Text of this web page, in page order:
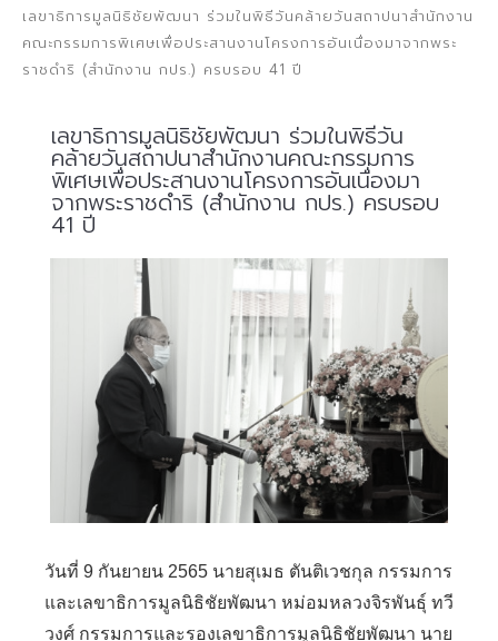
เลขาธิการมูลนิธิชัยพัฒนา ร่วมในพิธีวันคล้ายวันสถาปนาสำนักงาน
คณะกรรมการพิเศษเพื่อประสานงานโครงการอันเนื่องมาจากพระ
ราชดำริ (สำนักงาน กปร.) ครบรอบ 41 ปี
เลขาธิการมูลนิธิชัยพัฒนา ร่วมในพิธีวัน
คล้ายวันสถาปนาสำนักงานคณะกรรมการ
พิเศษเพื่อประสานงานโครงการอันเนื่องมา
จากพระราชดำริ (สำนักงาน กปร.) ครบรอบ
41 ปี
วันที่ 9 กันยายน 2565 นายสุเมธ ตันติเวชกุล กรรมการ
และเลขาธิการมูลนิธิชัยพัฒนา หม่อมหลวงจิรพันธุ์ ทวี
วงศ์ กรรมการและรองเลขาธิการมูลนิธิชัยพัฒนา นาย